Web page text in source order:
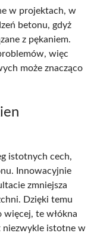
w projektach, w
betonu, gdyż
z pękaniem.
więc
może znacząco
istotnych cech,
Innowacyjnie
zmniejsza
Dzięki temu
więcej, te włókna
niezwykle istotne w